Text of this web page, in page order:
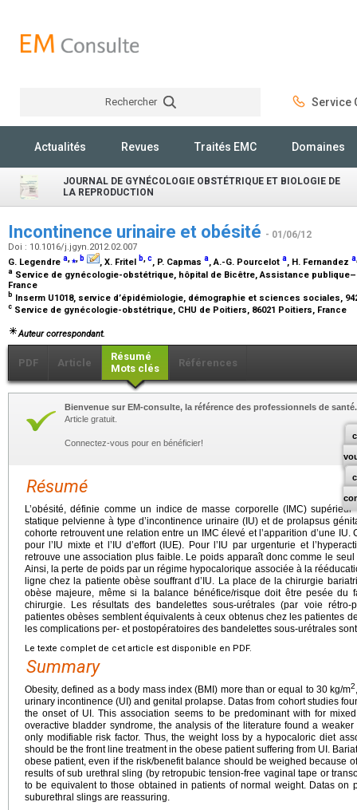
Rechercher Service
Actualités Revues Traités EMC Domaines
JOURNAL DE GYNÉCOLOGIE OBSTÉTRIQUE ET BIOLOGIE DE
LA REPRODUCTION
Incontinence urinaire et obésité - 01/06/12
Doi : 10.1016/j.jgyn.2012.02.007
G. Legendre a,⁎, b , X. Fritel b,c, P. Capmas a, A.-G. Pourcelot a, H. Fernandez a
a Service de gynécologie-obstétrique, hôpital de Bicêtre, Assistance
France
b Inserm U1018, service d’épidémiologie, démographie et sciences sociales,
c Service de gynécologie-obstétrique, CHU de Poitiers, 86021 Poitiers, France
Auteur correspondant.
PDF Article
Résumé
Mots clés
Références
Bienvenue sur EM-consulte, la référence des professionnels de santé.
Article gratuit.
Connectez-vous pour en bénéficier!
Résumé
L’obésité, définie comme un indice de masse corporelle (IMC)
statique pelvienne à type d’incontinence urinaire (IU) et de prolapsus
cohorte retrouvent une relation entre un IMC élevé et l’apparition d’une
pour l’IU mixte et l’IU d’effort (IUE). Pour l’IU par urgenturie et
retrouve une association plus faible. Le poids apparaît donc comme le
Ainsi, la perte de poids par un régime hypocalorique associée à la
ligne chez la patiente obèse souffrant d’IU. La place de la chirurgie
obèse majeure, même si la balance bénéfice/risque doit être pesée du
chirurgie. Les résultats des bandelettes sous-urétrales (par voie rétro-
patientes obèses semblent équivalents à ceux obtenus chez les patientes
les complications per- et postopératoires des bandelettes sous-urétrales
Le texte complet de cet article est disponible en PDF.
Summary
Obesity, defined as a body mass index (BMI) more than or equal to 30 kg/m2
urinary incontinence (UI) and genital prolapse. Datas from cohort studies
the onset of UI. This association seems to be predominant with for
overactive bladder syndrome, the analysis of the literature found a
only modifiable risk factor. Thus, the weight loss by a hypocaloric diet
should be the front line treatment in the obese patient suffering from UI.
obese patient, even if the risk/benefit balance should be weighed because
results of sub urethral sling (by retropubic tension-free vaginal tape or
to be equivalent to those obtained in patients of normal weight. Datas on
suburethral slings are reassuring.